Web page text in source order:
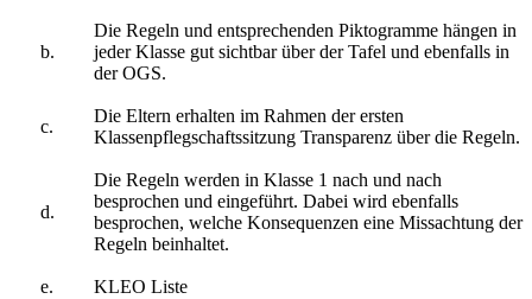
b.
Die Regeln und entsprechenden Piktogramme hängen in
jeder Klasse gut sichtbar über der Tafel und ebenfalls in
der OGS.
c.
Die Eltern erhalten im Rahmen der ersten
Klassenpflegschaftssitzung Transparenz über die Regeln.
d.
Die Regeln werden in Klasse 1 nach und nach
besprochen und eingeführt. Dabei wird ebenfalls
besprochen, welche Konsequenzen eine Missachtung der
Regeln beinhaltet.
e. KLEO Liste